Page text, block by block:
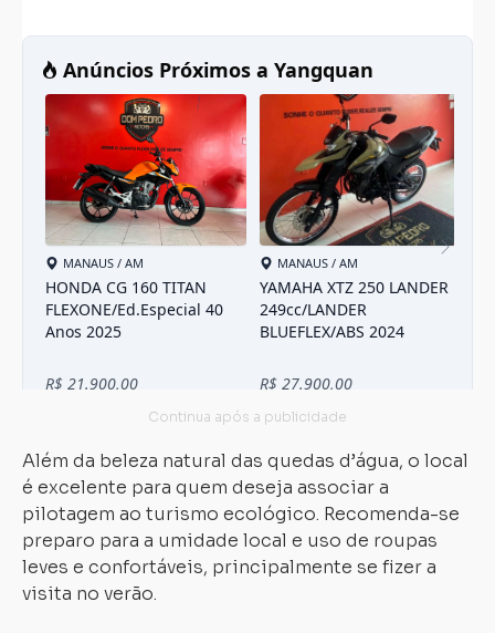
Além da beleza natural das quedas d’água, o local
é excelente para quem deseja associar a
pilotagem ao turismo ecológico. Recomenda-se
preparo para a umidade local e uso de roupas
leves e confortáveis, principalmente se fizer a
visita no verão.